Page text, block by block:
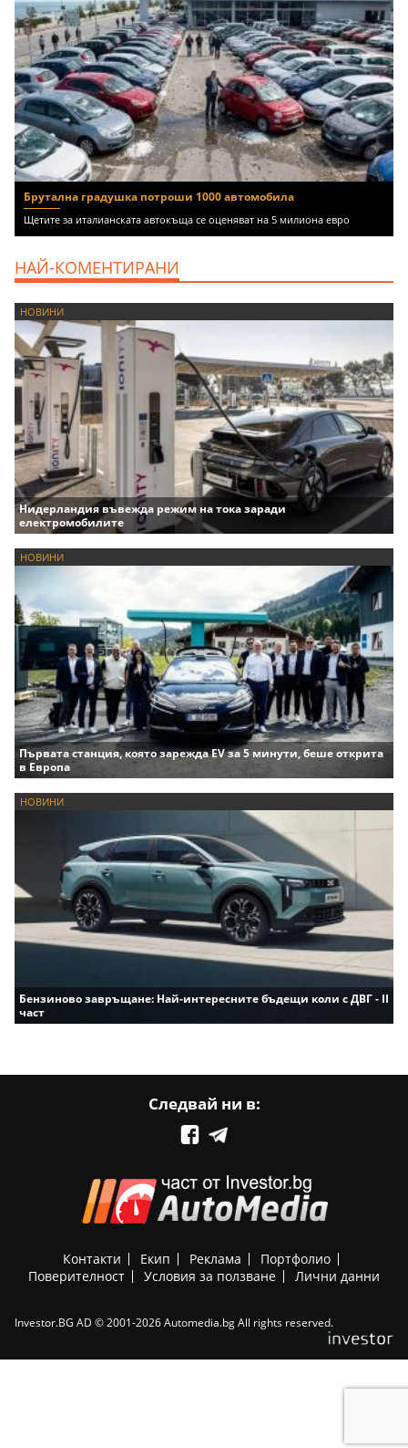
Брутална градушка потроши 1000 автомобила
Щетите за италианската автокъща се оценяват на 5 милиона евро
НАЙ-КОМЕНТИРАНИ
НОВИНИ
Нидерландия въвежда режим на тока заради
електромобилите
НОВИНИ
Първата станция, която зарежда EV за 5 минути, беше открита
в Европа
НОВИНИ
Бензиново завръщане: Най-интересните бъдещи коли с ДВГ - II
част
Следвай ни в:
Контакти Екип Реклама
Портфолио
Поверителност
Условия за ползване Лични данни
Investor.BG AD © 2001-2026 Automedia.bg All rights reserved.